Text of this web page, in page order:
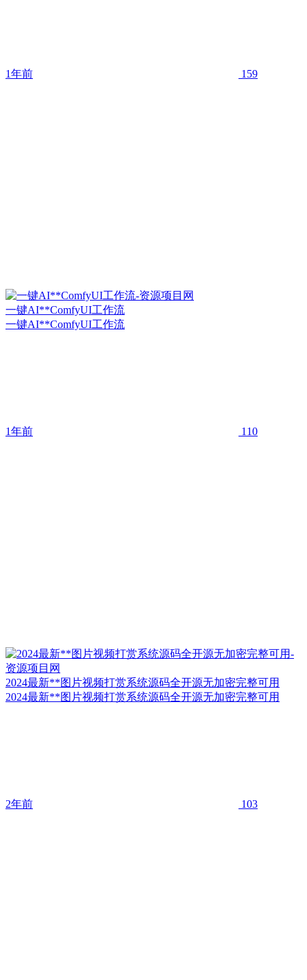
1年前 159
一键AI**ComfyUI工作流
一键AI**ComfyUI工作流
1年前 110
2024最新**图片视频打赏系统源码全开源无加密完整可用
2024最新**图片视频打赏系统源码全开源无加密完整可用
2年前 103